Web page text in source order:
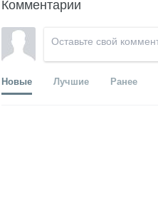
Новые Лучшие Ранее